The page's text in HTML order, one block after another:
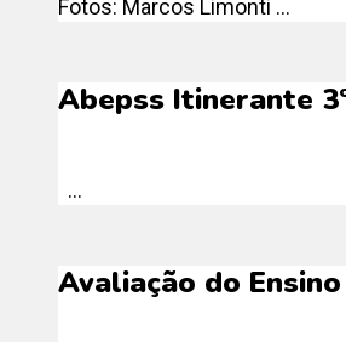
Fotos: Marcos Limonti ...
Abepss Itinerante
...
Avaliação do